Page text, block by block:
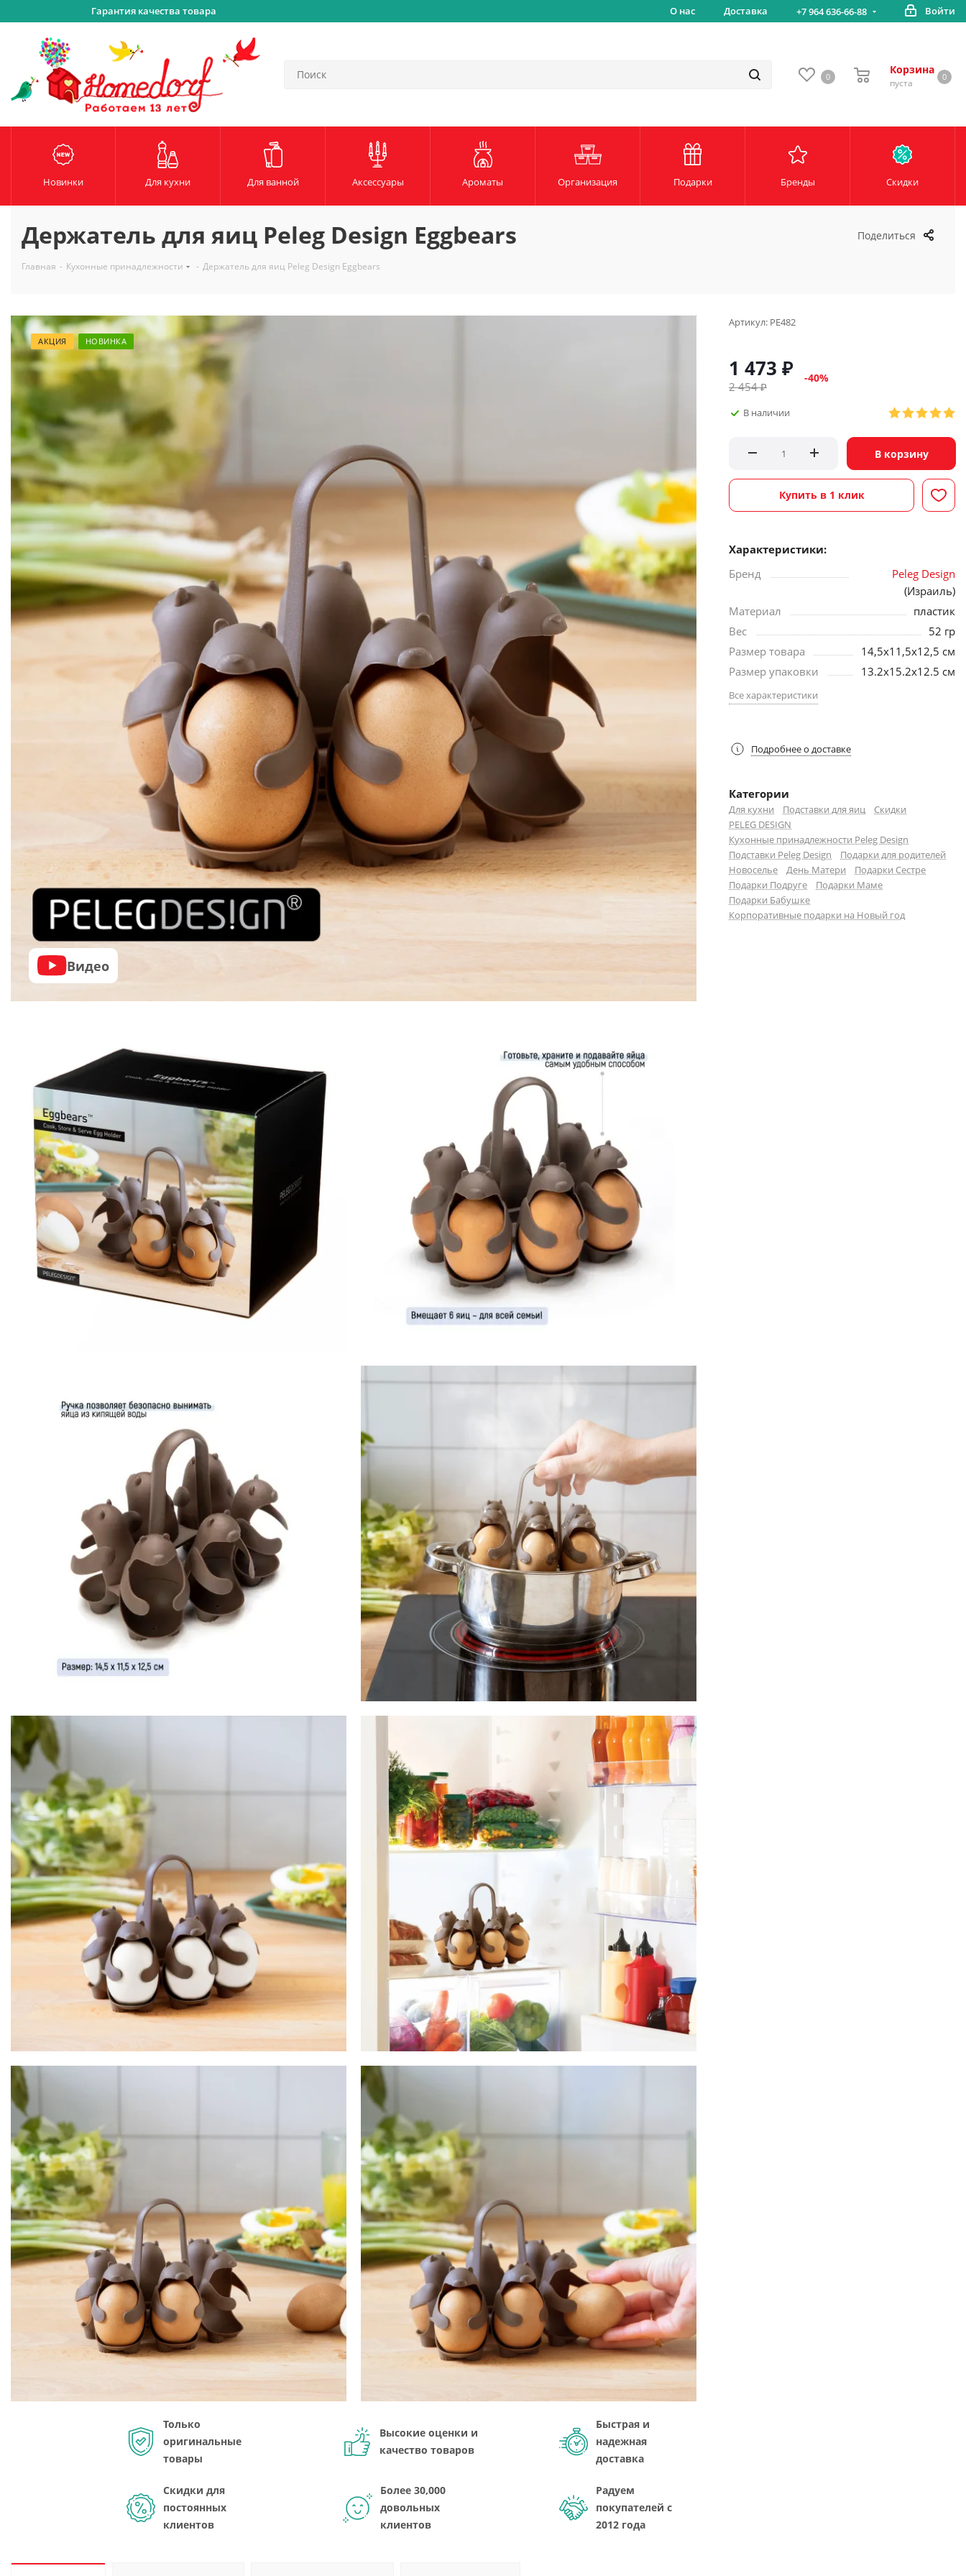
Гарантия качества товара О нас Доставка +7 964 636-66-88 Войти
0
Корзина
пуста
0
Новинки Для кухни Для ванной Аксессуары Ароматы Организация Подарки Бренды Скидки
Поделиться
Держатель для яиц Peleg Design Eggbears
Главная - Кухонные принадлежности - Держатель для яиц Peleg Design Eggbears
АКЦИЯ НОВИНКА
Видео
Только
оригинальные
товары
Высокие оценки и
качество товаров
Быстрая и
надежная
доставка
Скидки для
постоянных
клиентов
Более 30,000
довольных
клиентов
Радуем
покупателей с
2012 года
Артикул: PE482
1 473 ₽
2 454₽
-40%
В наличии
В корзину
Купить в 1 клик
Характеристики:
Бренд
Peleg Design
(Израиль)
Материал
пластик
Вес
52 гр
Размер товара
14,5x11,5x12,5 см
Размер упаковки
13.2х15.2х12.5 см
Все характеристики
Подробнее о доставке
Категории
Для кухни Подставки для яиц
Скидки
PELEG DESIGN
Кухонные принадлежности Peleg Design
Подставки Peleg Design
Подарки для родителей
Новоселье
День Матери
Подарки Сестре
Подарки Подруге
Подарки Маме
Подарки Бабушке
Корпоративные подарки на Новый год